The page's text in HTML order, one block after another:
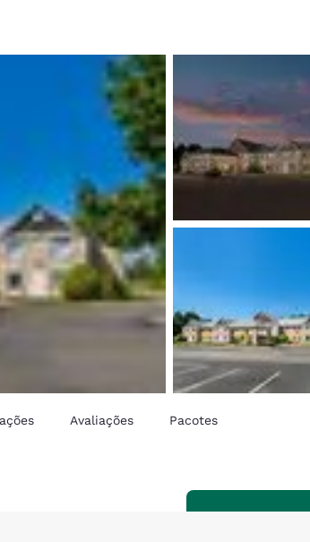
Germany
English
France
English
Italia
Italiano
New
English
Avaliações Pacotes